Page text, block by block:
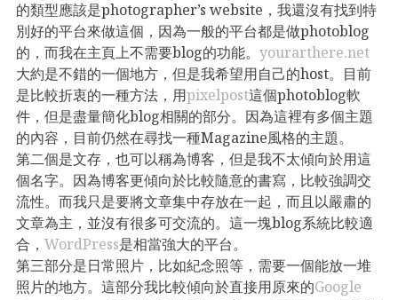
的類型應該是photographer’s website，我還沒有找到特
別好的平台來做這個，因為一般的平台都是做photoblog
的，而我在主頁上不需要blog的功能。 yourarthere.net
大約是不錯的一個地方，但是我希望用自己的host。目前
是比較折衷的一種方法，用pixelpost這個photoblog軟
件，但是盡量簡化blog相關的部分。因為這裡有多個主題
的內容，目前仍然在尋找一種Magazine風格的主題。
第二個是文存，也可以稱為博客，但是我不太傾向於用這
個名字。因為博客更傾向於比較隨意的書寫，比較強調交
流性。而我只是要將文章集中存放在一起，而且以嚴肅的
文章為主，並沒有很多可交流的。這一塊blog系統比較適
合， WordPress是相當強大的平台。
第三部分是日常照片，比如紀念照等，需要一個能放一堆
照片的地方。這部分我比較傾向於直接用原來的Google